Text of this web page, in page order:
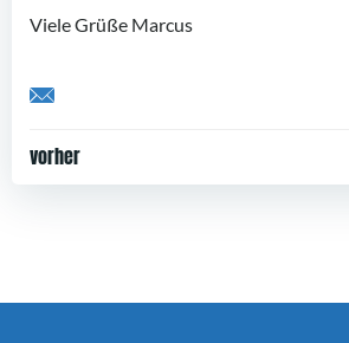
Viele Grüße Marcus
Share by Email
Post
vorher